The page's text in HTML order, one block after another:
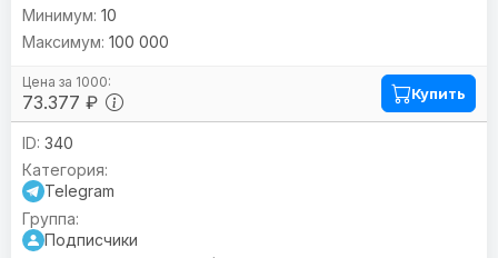
73.377 ₽
10
100 000
Купить
340
Telegram
Подписчики